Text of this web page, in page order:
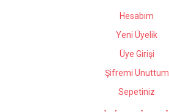
Hesabım
Yeni Üyelik
Üye Girişi
Şifremi Unuttum
Sepetiniz